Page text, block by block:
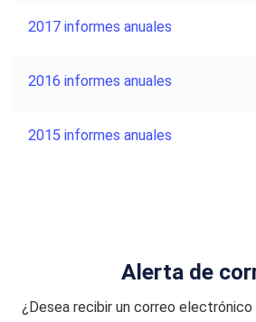
2017 informes anuales
2016 informes anuales
2015 informes anuales
Alerta de
¿Desea recibir un correo